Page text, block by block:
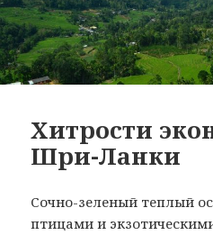
Хитрости
Шри-Ланки
Сочно-зеленый теплый
птицами и